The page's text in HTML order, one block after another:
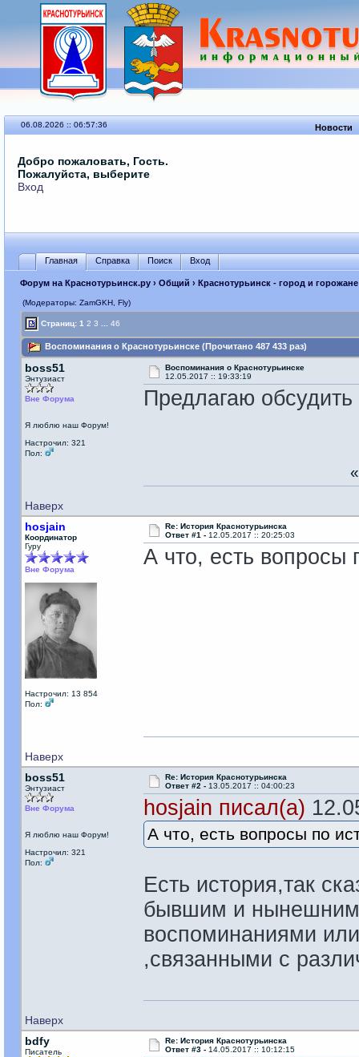
06.08.2026 :: 06:57:36 Новости
Добро пожаловать, Гость.
Пожалуйста, выберите
Вход
Главная Справка Поиск Вход
Форум на Краснотурьинск.ру› Общий › Краснотурьинск - город и горожане
(Модераторы: ZamGKH, Fly)
Страниц: 1 2 3 46
Воспоминания о Краснотурьинске (Прочитано 487 433 раз)
boss51
Энтузиаст
Вне Форума
Я люблю наш Форум!
Настрочил: 321
Пол:
Воспоминания о Краснотурьинске
12.05.2017 :: 19:33:19
Предлагаю
Наверх
hosjain
Координатор
Гуру
Вне Форума
Настрочил: 13 854
Пол:
Re: История Краснотурьинска
Ответ #1 - 12.05.2017 :: 20:25:03
А что, есть вопросы
Наверх
boss51
Энтузиаст
Вне Форума
Я люблю наш Форум!
Настрочил: 321
Пол:
Re: История Краснотурьинска
Ответ #2 - 13.05.2017 :: 04:00:23
hosjain писал(а)
А что, есть вопросы по
Есть история,так
бывшим и нынешним
воспоминаниями
,связанными с
Наверх
bdfy
Писатель
Re: История Краснотурьинска
Ответ #3 - 14.05.2017 :: 10:12:15